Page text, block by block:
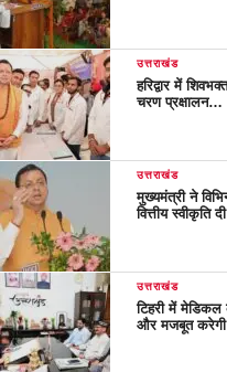
उत्तराखंड
हरिद्वार में
चरण प्रक्षालन…
उत्तराखंड
मुख्यमंत्री ने
वित्तीय स्वीकृति
उत्तराखंड
टिहरी में
और मजबूत करेगी